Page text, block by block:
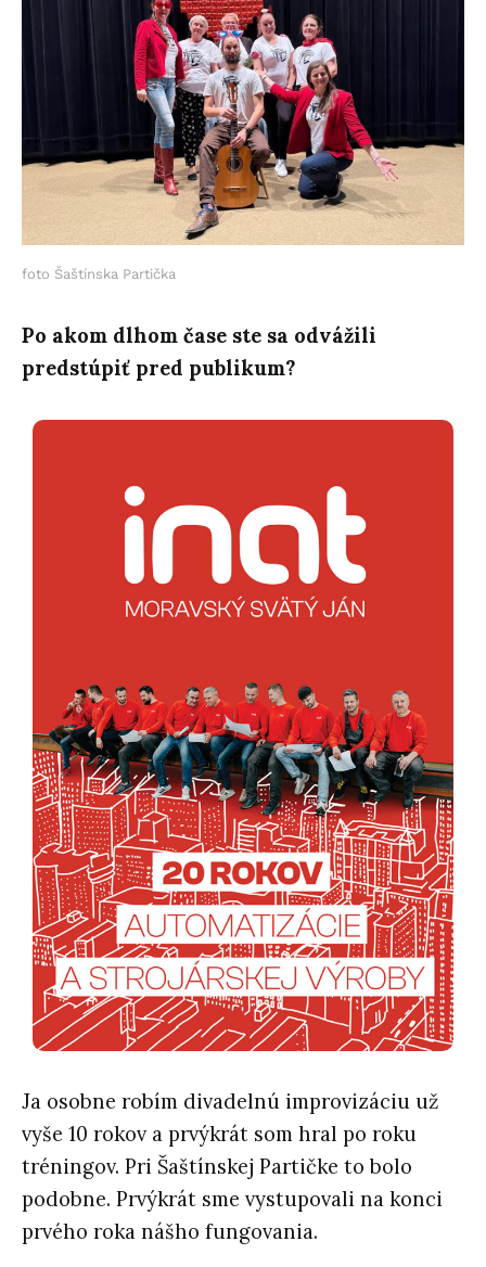
foto Šaštínska Partička
Po akom dlhom čase ste sa odvážili
predstúpiť pred publikum?
Ja osobne robím divadelnú improvizáciu už
vyše 10 rokov a prvýkrát som hral po roku
tréningov. Pri Šaštínskej Partičke to bolo
podobne. Prvýkrát sme vystupovali na konci
prvého roka nášho fungovania.